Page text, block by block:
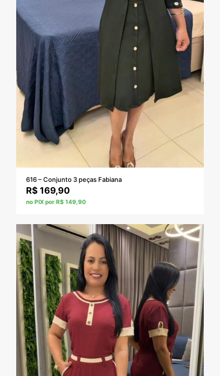
616 – Conjunto 3 peças Fabiana
R$ 169,90
no PIX por R$ 149,90